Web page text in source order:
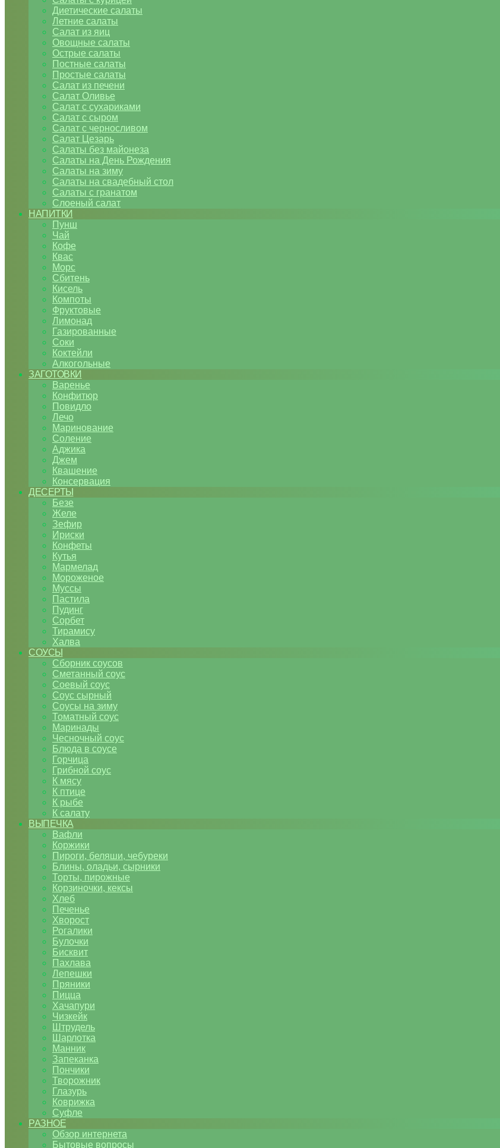
Диетические салаты
Летние салаты
Салат из яиц
Овощные салаты
Острые салаты
Постные салаты
Простые салаты
Салат из печени
Салат Оливье
Салат с сухариками
Салат с сыром
Салат с черносливом
Салат Цезарь
Салаты без майонеза
Салаты на День Рождения
Салаты на зиму
Салаты на свадебный стол
Салаты с гранатом
Слоеный салат
НАПИТКИ
Пунш
Чай
Кофе
Квас
Морс
Сбитень
Кисель
Компоты
Фруктовые
Лимонад
Газированные
Соки
Коктейли
Алкогольные
ЗАГОТОВКИ
Варенье
Конфитюр
Повидло
Лечо
Маринование
Соление
Аджика
Джем
Квашение
Консервация
ДЕСЕРТЫ
Безе
Желе
Зефир
Ириски
Конфеты
Кутья
Мармелад
Мороженое
Муссы
Пастила
Пудинг
Сорбет
Тирамису
Халва
СОУСЫ
Сборник соусов
Сметанный соус
Соевый соус
Соус сырный
Соусы на зиму
Томатный соус
Маринады
Чесночный соус
Блюда в соусе
Горчица
Грибной соус
К мясу
К птице
К рыбе
К салату
ВЫПЕЧКА
Вафли
Коржики
Пироги, беляши, чебуреки
Блины, оладьи, сырники
Торты, пирожные
Корзиночки, кексы
Хлеб
Печенье
Хворост
Рогалики
Булочки
Бисквит
Пахлава
Лепешки
Пряники
Пицца
Хачапури
Чизкейк
Штрудель
Шарлотка
Манник
Запеканка
Пончики
Творожник
Глазурь
Коврижка
Суфле
РАЗНОЕ
Обзор интернета
Бытовые вопросы